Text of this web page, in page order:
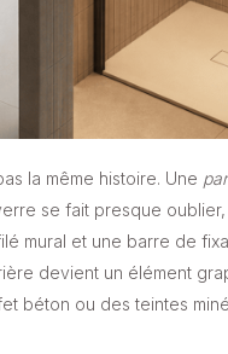
la même histoire. Une
se fait presque
mural et une barre de
devient un élément
béton ou des teintes